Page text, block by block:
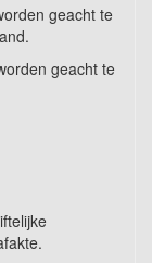
geacht te
geacht te